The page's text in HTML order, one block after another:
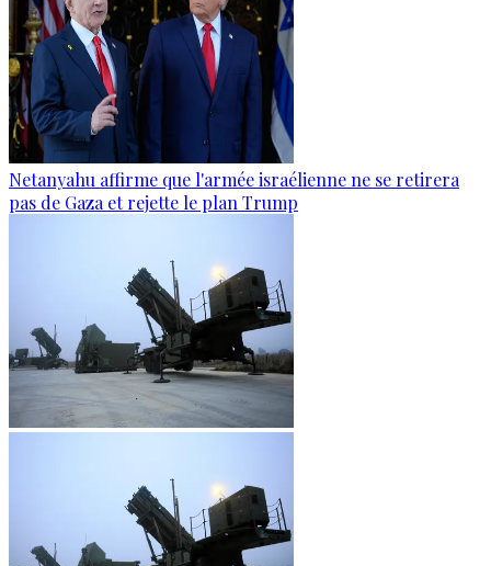
Netanyahu affirme que l'armée israélienne ne se retirera
pas de Gaza et rejette le plan Trump